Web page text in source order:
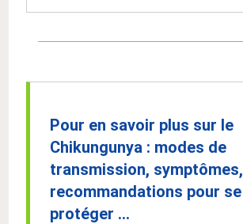
Pour en savoir plus sur le
Chikungunya : modes de
transmission, symptômes,
recommandations pour se
protéger ...